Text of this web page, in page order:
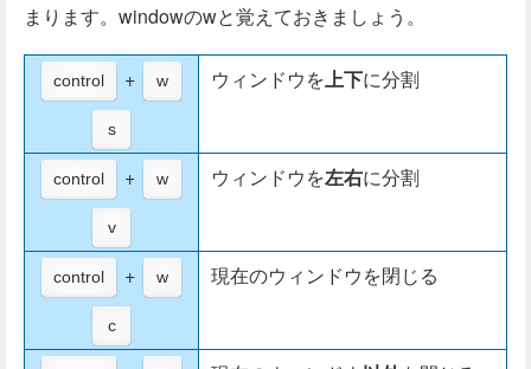
まります。windowのwと覚えておきましょう。
control + w
s
ウィンドウを 上下に分割
control + w
v
ウィンドウを左右に分割
control + w
c
現在のウィンドウを閉じる